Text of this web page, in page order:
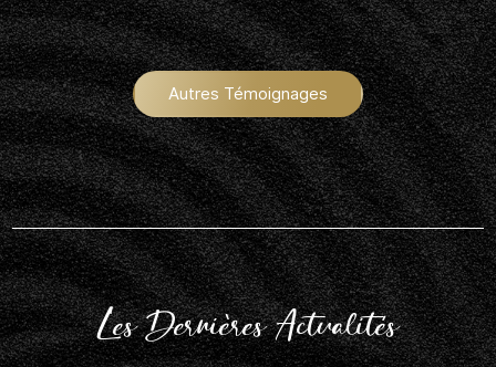
Autres Témoignages
Les Dernières Actualités